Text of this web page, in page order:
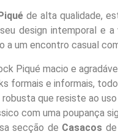
de alta qualidade,
design intemporal e
um encontro casual
Piqué macio e
formais e informais, todo
que resiste ao uso
com uma poupança
secção de Casacos